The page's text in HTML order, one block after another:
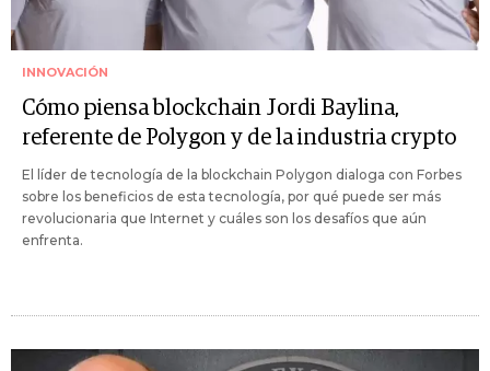
INNOVACIÓN
Cómo piensa blockchain Jordi Baylina,
referente de Polygon y de la industria crypto
El líder de tecnología de la blockchain Polygon dialoga con Forbes
sobre los beneficios de esta tecnología, por qué puede ser más
revolucionaria que Internet y cuáles son los desafíos que aún
enfrenta.